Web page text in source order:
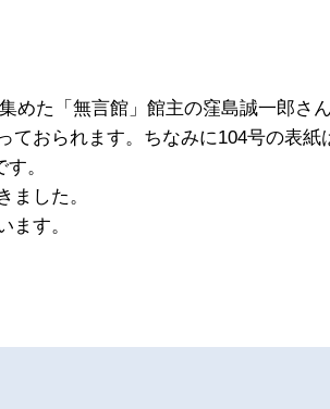
めた「無言館」館主の窪島誠一郎さ
ておられます。ちなみに104号の表紙
。
した。
ます。